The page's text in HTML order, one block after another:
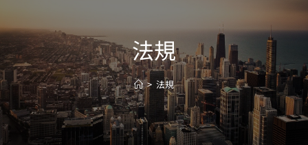
法規
> 法規